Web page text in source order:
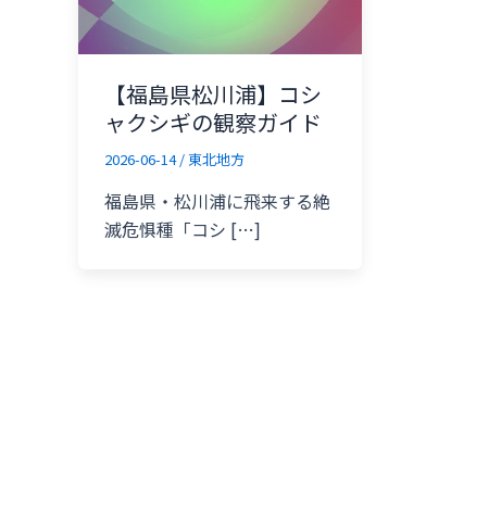
【福島県松川浦】コシ
ャクシギの観察ガイド
2026-06-14/ 東北地方
福島県・松川浦に飛来する絶
滅危惧種「コシ […]